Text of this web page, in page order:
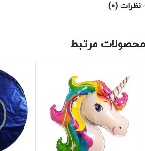
نظرات (0)
محصولات مرتبط